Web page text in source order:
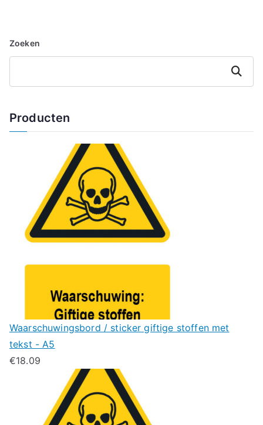
Zoeken
Zoeken
Producten
Waarschuwingsbord / sticker giftige stoffen met
tekst - A5
€18.09